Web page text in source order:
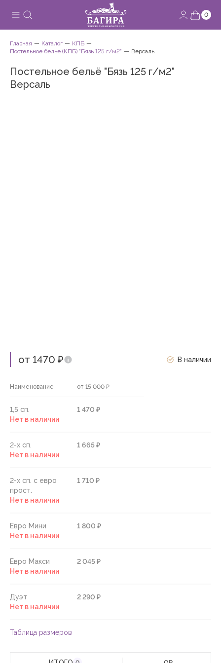
0
Главная Каталог
КПБ
Постельное белье (КПБ) "Бязь 125 г/м2"
Версаль
Постельное бельё "Бязь 125 г/м2"
Версаль
от 1470 ₽ В наличии
Наименование от 15 000 ₽
1,5 сп.
1 470 ₽
Нет в наличии
2-х сп.
1 665 ₽
Нет в наличии
2-х сп. с евро
прост.
1 710 ₽
Нет в наличии
Евро Мини
1 800 ₽
Нет в наличии
Евро Макси
2 045 ₽
Нет в наличии
Дуэт
2 290 ₽
Нет в наличии
Таблица размеров